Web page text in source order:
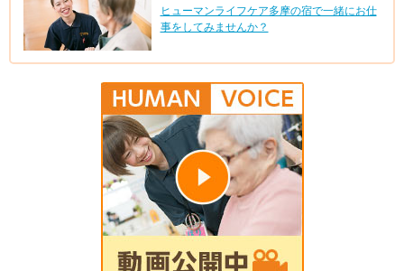
ヒューマンライフケア多摩の宿で一緒にお仕
事をしてみませんか？